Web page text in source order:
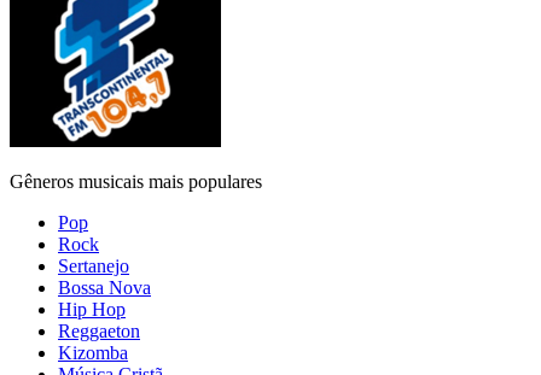
Gêneros musicais mais populares
Pop
Rock
Sertanejo
Bossa Nova
Hip Hop
Reggaeton
Kizomba